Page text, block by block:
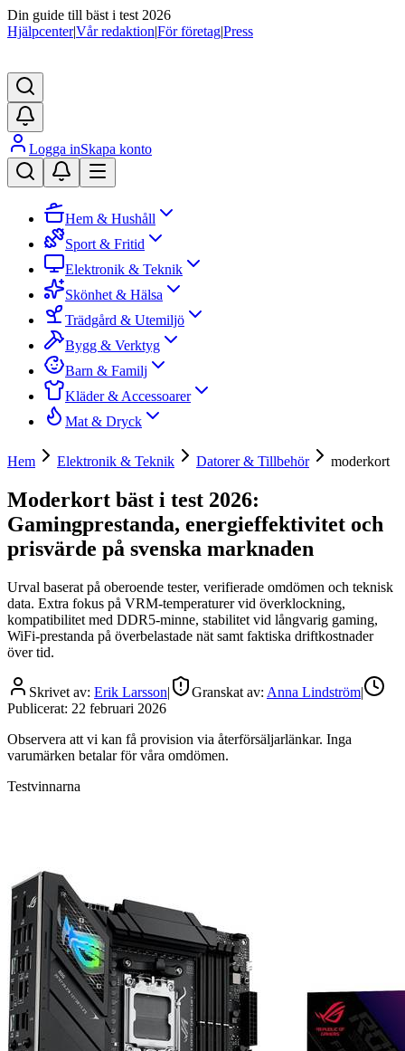
Din guide till bäst i test 2026
Hjälpcenter|Vår redaktion|För företag|Press
Logga inSkapa konto
Hem & Hushåll
Sport & Fritid
Elektronik & Teknik
Skönhet & Hälsa
Trädgård & Utemiljö
Bygg & Verktyg
Barn & Familj
Kläder & Accessoarer
Mat & Dryck
Hem Elektronik & Teknik Datorer & Tillbehör moderkort
Moderkort bäst i test 2026:
Gamingprestanda, energieffektivitet och
prisvärde på svenska marknaden
Urval baserat på oberoende tester, verifierade omdömen och teknisk
data. Extra fokus på VRM-temperaturer vid överklockning,
kompatibilitet med DDR5-minne, stabilitet vid långvarig gaming,
WiFi-prestanda på överbelastade nät samt faktiska driftkostnader
över tid.
Skrivet av: Erik Larsson| Granskat av: Anna Lindström|
Publicerat: 22 februari 2026
Observera att vi kan få provision via återförsäljarlänkar. Inga
varumärken betalar för våra omdömen.
Testvinnarna